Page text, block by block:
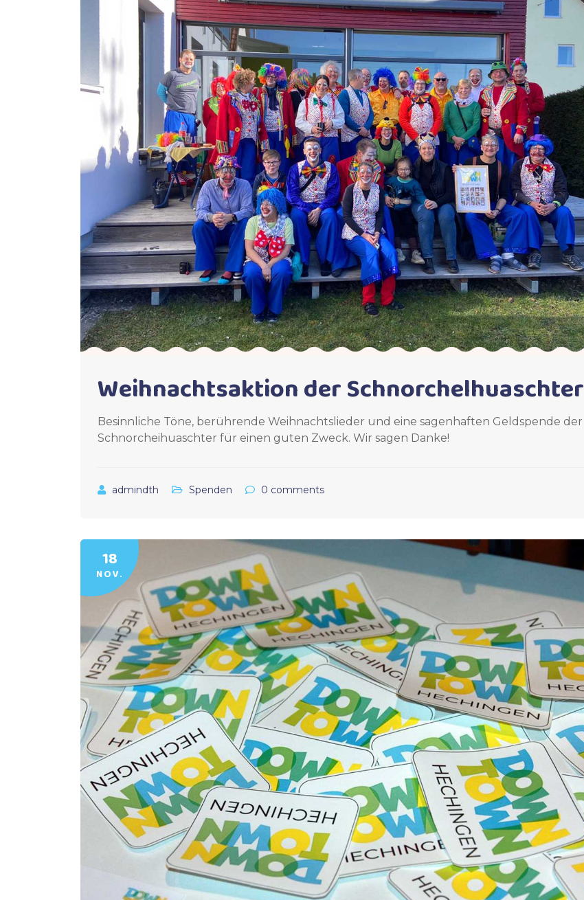
Weihnachtsaktion der Schnorchelhuaschter
Besinnliche Töne, berührende Weihnachtslieder und eine sagenhaften Geldspende der
Schnorcheihuaschter für einen guten Zweck. Wir sagen Danke!
admindth Spenden 0 comments
18
NOV.